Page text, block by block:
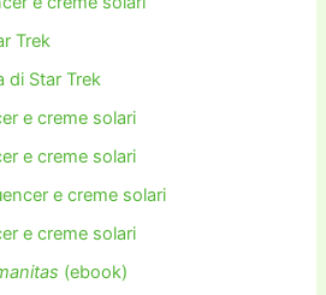
Trek
di Star Trek
e creme solari
e creme solari
e creme solari
e creme solari
(ebook)